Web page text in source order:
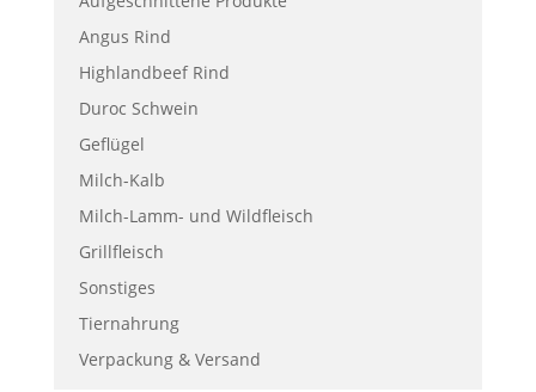
Angus Rind
Highlandbeef Rind
Duroc Schwein
Geflügel
Milch-Kalb
Milch-Lamm- und Wildfleisch
Grillfleisch
Sonstiges
Tiernahrung
Verpackung & Versand